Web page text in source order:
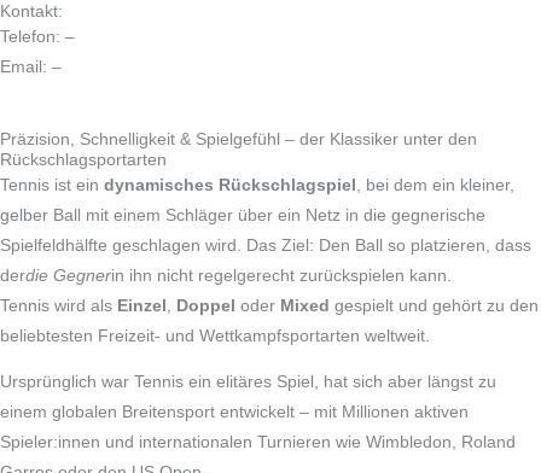
Kontakt:
Telefon: –
Email: –
Präzision, Schnelligkeit & Spielgefühl – der Klassiker unter den
Rückschlagsportarten
Tennis ist ein dynamisches Rückschlagspiel , bei dem ein kleiner,
gelber Ball mit einem Schläger über ein Netz in die gegnerische
Spielfeldhälfte geschlagen wird. Das Ziel: Den Ball so platzieren, dass
derdie Gegnerin ihn nicht regelgerecht zurückspielen kann.
Tennis wird als Einzel Doppel oder Mixed gespielt und gehört zu den
beliebtesten Freizeit‑ und Wettkampfsportarten weltweit.
Ursprünglich war Tennis ein elitäres Spiel, hat sich aber längst zu
einem globalen Breitensport entwickelt – mit Millionen aktiven
Spieler:innen und internationalen Turnieren wie Wimbledon, Roland